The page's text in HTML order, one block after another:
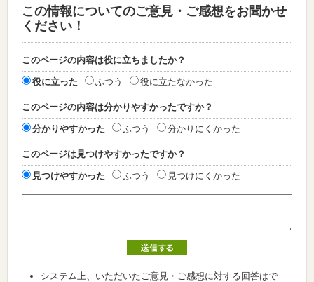
この情報についてのご意見・ご感想をお聞かせ
ください！
このページの内容は役に立ちましたか？
役に立った ふつう 役に立たなかった
このページの内容は分かりやすかったですか？
分かりやすかった ふつう 分かりにくかった
このページは見つけやすかったですか？
見つけやすかった ふつう 見つけにくかった
システム上、いただいたご意見・ご感想に対する回答はで